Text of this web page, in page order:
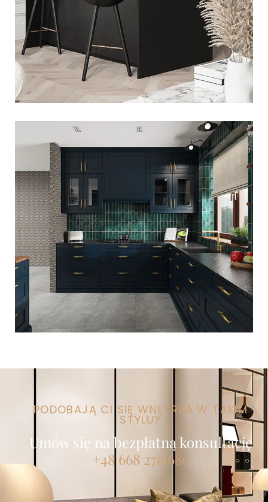
PROJEKT KUCHNI
PROJEKT KUCHNI – OKOLICE
OPOCZNA
PODOBAJĄ CI SIĘ WNĘTRZA W TAKIM
STYLU?
Umów się na bezpłatną konsultację
+48 668 278 686